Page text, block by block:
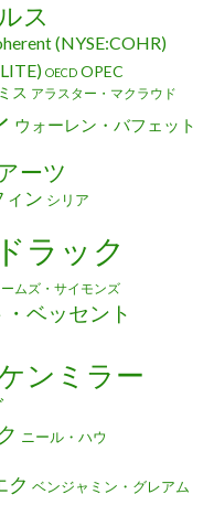
ス
(NYSE:COHR)
OECD OPEC
ス アラスター・マクラウド
ウォーレン・バフェット
ーツ
ィン シリア
ラック
ムズ・サイモンズ
ベッセント
ンミラー
ニール・ハウ
ク ベンジャミン・グレアム